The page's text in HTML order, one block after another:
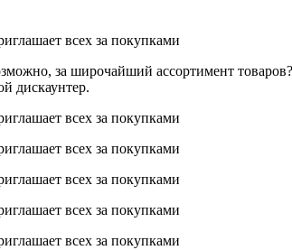
за широчайший ассортимент
дискаунтер.